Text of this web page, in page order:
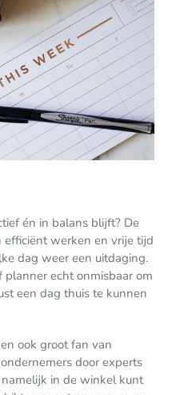
én in balans blijft? De
efficiënt werken en vrije tijd
dag weer een uitdaging.
planner echt onmisbaar om
een dag thuis te kunnen
ook groot fan van
door experts
in de winkel kunt